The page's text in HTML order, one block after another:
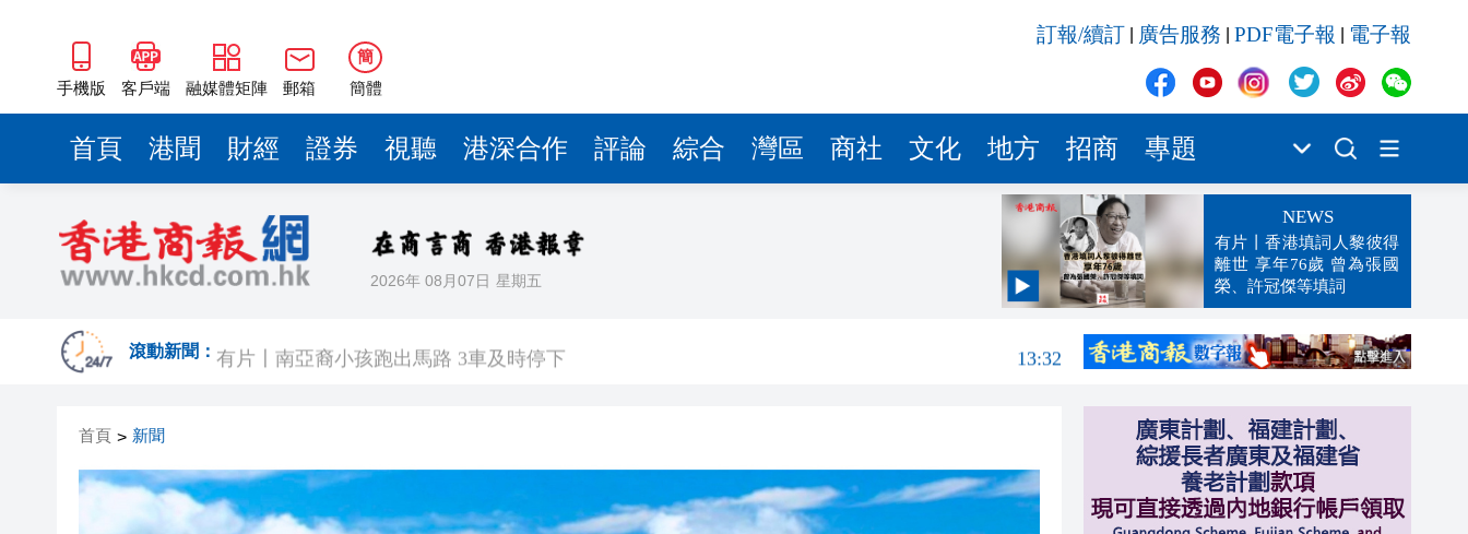
手機版 客戶端 融媒體矩陣 郵箱
簡
簡體
訂報/續訂 廣告服務 PDF電子報 電子報
首頁 港聞 財經 證券 視聽 港深合作 評論 綜合 灣區 商社 文化 地方 招商 專題
2026年 08月07日 星期五
NEWS
有片丨香港填詞人黎彼得
離世 享年76歲 曾為張國
榮、許冠傑等填詞
滾動新聞：
13:42
有片〡南亞裔小孩跑出馬路 3車及時停下
13:32
有片〡星空罕見漁火光柱 網民說：看見的人會幸運
12:59
【新股最前線】拿森科技上市首日早盤漲逾七成
首頁 > 新聞